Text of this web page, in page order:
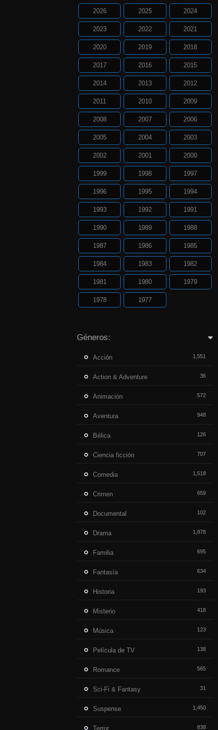
2026 2025 2024
2023 2022 2021
2020 2019 2018
2017 2016 2015
2014 2013 2012
2011 2010 2009
2008 2007 2006
2005 2004 2003
2002 2001 2000
1999 1998 1997
1996 1995 1994
1993 1992 1991
1990 1989 1988
1987 1986 1985
1984 1983 1982
1981 1980 1979
1978 1977
Géneros:
Acción 1,551
Action & Adventure 36
Animación 572
Aventura 948
Bélica 126
Ciencia ficción 707
Comedia 1,518
Crimen 659
Documental 102
Drama 1,878
Familia 695
Fantasía 634
Historia 193
Misterio 418
Música 123
Película de TV 138
Romance 565
Sci-Fi & Fantasy 31
Suspense 1,450
Terror 838